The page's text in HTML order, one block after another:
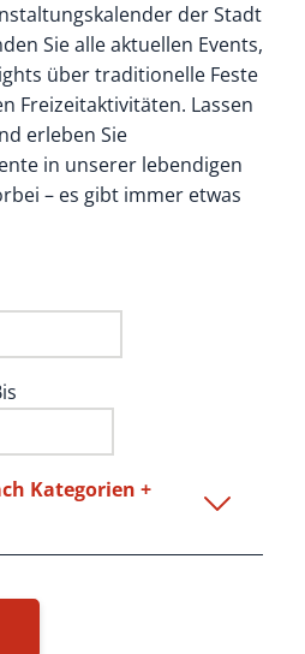
der Stadt
Sie alle aktuellen Events,
über traditionelle Feste
Freizeitaktivitäten. Lassen
erleben Sie
in unserer lebendigen
– es gibt immer etwas
Kategorien +